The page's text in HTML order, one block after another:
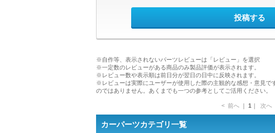
投稿する
※自作等、表示されないパーツレビューは「レビュー」を選択
※一定数のレビューがある商品のみ製品評価が表示されます。
※レビュー数や表示順は前日分が翌日の日中に反映されます。
※レビューは実際にユーザーが使用した際の主観的な感想・意見で
のではありません。あくまでも一つの参考としてご活用ください。
< 前へ 1｜ 次へ
カーパーツカテゴリ一覧